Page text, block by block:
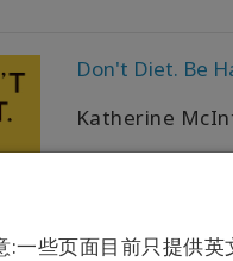
:一些页面目前只提供英
Don't Diet. Be
Katherine
Softcover